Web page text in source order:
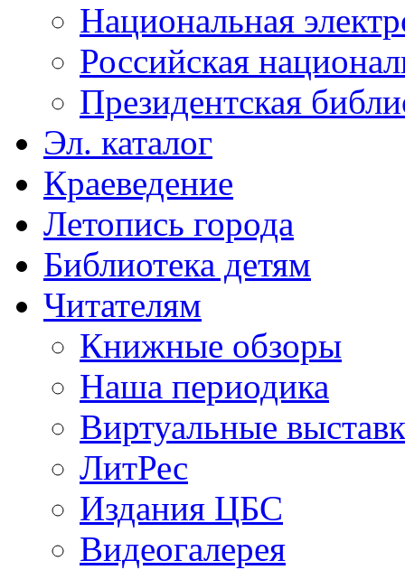
Национальная
Российская
Президентская
Эл. каталог
Краеведение
Летопись города
Библиотека детям
Читателям
Книжные обзоры
Наша периодика
Виртуальные
ЛитРес
Издания ЦБС
Видеогалерея